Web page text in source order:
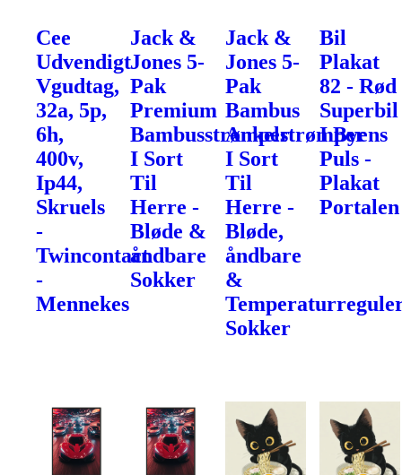
Cee
Udvendigt
Vgudtag,
32a, 5p,
6h,
400v,
Ip44,
Skruels
-
Twincontact
-
Mennekes
Jack &
Jones 5-
Pak
Premium
Bambusstrømper
I Sort
Til
Herre -
Bløde &
åndbare
Sokker
Jack &
Jones 5-
Pak
Bambus
Ankelstrømper
I Sort
Til
Herre -
Bløde,
åndbare
&
Sokker
Bil
Plakat
82 - Rød
Superbil
I Byens
Puls -
Plakat
Portalen